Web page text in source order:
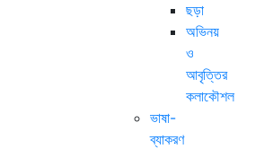
ছড়া
অভিনয়
ও
আবৃত্তির
কলাকৌশল
ভাষা-
ব্যাকরণ